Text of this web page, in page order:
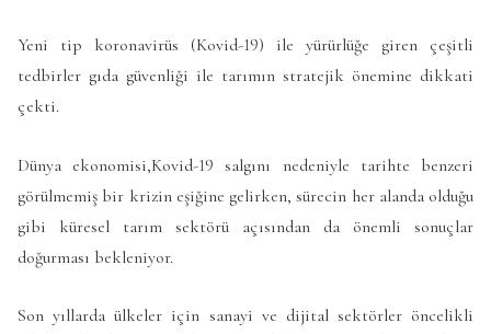
Yeni tip koronavirüs (Kovid-19) ile yürürlüğe giren çeşitli
tedbirler gıda güvenliği ile tarımın stratejik önemine dikkati
çekti.
Dünya ekonomisi,Kovid-19 salgını nedeniyle tarihte benzeri
görülmemiş bir krizin eşiğine gelirken, sürecin her alanda olduğu
gibi küresel tarım sektörü açısından da önemli sonuçlar
doğurması bekleniyor.
Son yıllarda ülkeler için sanayi ve dijital sektörler öncelikli